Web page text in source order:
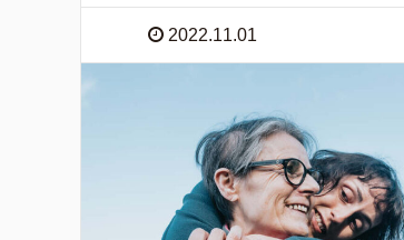
2022.11.01